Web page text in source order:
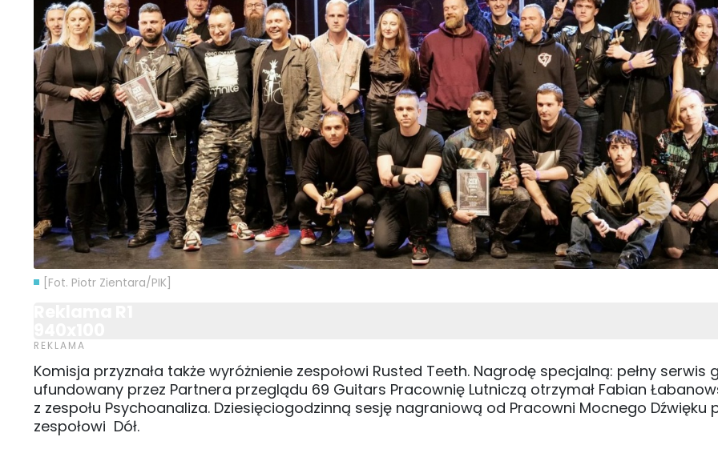
[Fot. Piotr Zientara/PIK]
Komisja przyznała także wyróżnienie zespołowi Rusted Teeth. Nagrodę specjalną: pełny serwis
ufundowany przez Partnera przeglądu 69 Guitars Pracownię Lutniczą otrzymał Fabian
z zespołu Psychoanaliza. Dziesięciogodzinną sesję nagraniową od Pracowni Mocnego Dźwięku
zespołowi Dół.